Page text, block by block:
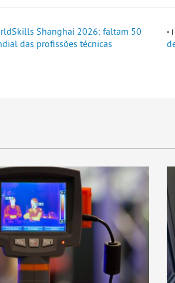
Shanghai 2026: faltam 50
das profissões técnicas